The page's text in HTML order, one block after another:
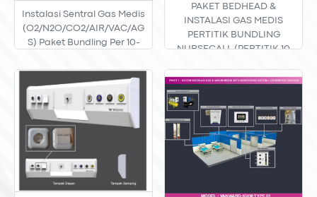
Instalasi Sentral Gas Medis
(O2/N2O/CO2/AIR/VAC/AG
S) Paket Bundling Per 10-
With Bedhead
PAKET BEDHEAD &
INSTALASI GAS MEDIS
PERTITIK BUNDLING
NURSECALL (PERTITIK 10